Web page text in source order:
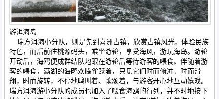
游洱海岛
瑞方洱海小分队，则是先到喜洲古镇，欣赏古镇风光，体验民族
特色，而后前往桃源码头，乘坐游轮，享受海风，游玩海岛。游轮
开动后，海鸥便成群结队地跟在游轮后等待游客的喂食。伴随着游
客的喂食，满湖的海鸥欢腾雀跃着，只见它们时而俯冲，时而滑
翔，时而旋转，不停地鸣叫着、歌颂着，与游客开心地互动嬉戏。
瑞方洱海游小分队的成员也加入了喂食海鸥的行列，并不时地按下